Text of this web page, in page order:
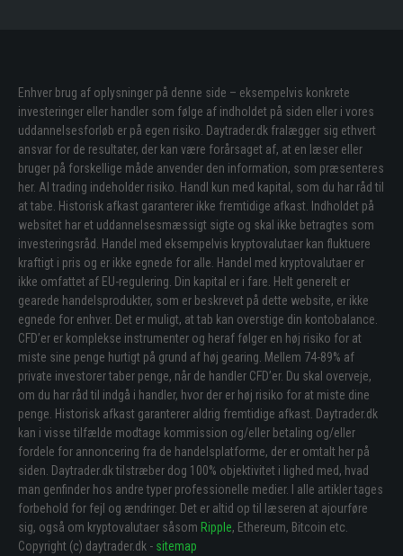
Enhver brug af oplysninger på denne side – eksempelvis konkrete
investeringer eller handler som følge af indholdet på siden eller i vores
uddannelsesforløb er på egen risiko. Daytrader.dk fralægger sig ethvert
ansvar for de resultater, der kan være forårsaget af, at en læser eller
bruger på forskellige måde anvender den information, som præsenteres
her. Al trading indeholder risiko. Handl kun med kapital, som du har råd til
at tabe. Historisk afkast garanterer ikke fremtidige afkast. Indholdet på
websitet har et uddannelsesmæssigt sigte og skal ikke betragtes som
investeringsråd. Handel med eksempelvis kryptovalutaer kan fluktuere
kraftigt i pris og er ikke egnede for alle. Handel med kryptovalutaer er
ikke omfattet af EU-regulering. Din kapital er i fare. Helt generelt er
gearede handelsprodukter, som er beskrevet på dette website, er ikke
egnede for enhver. Det er muligt, at tab kan overstige din kontobalance.
CFD’er er komplekse instrumenter og heraf følger en høj risiko for at
miste sine penge hurtigt på grund af høj gearing. Mellem 74-89% af
private investorer taber penge, når de handler CFD’er. Du skal overveje,
om du har råd til indgå i handler, hvor der er høj risiko for at miste dine
penge. Historisk afkast garanterer aldrig fremtidige afkast. Daytrader.dk
kan i visse tilfælde modtage kommission og/eller betaling og/eller
fordele for annoncering fra de handelsplatforme, der er omtalt her på
siden. Daytrader.dk tilstræber dog 100% objektivitet i lighed med, hvad
man genfinder hos andre typer professionelle medier. I alle artikler tages
forbehold for fejl og ændringer. Det er altid op til læseren at ajourføre
sig, også om kryptovalutaer såsom Ripple, Ethereum, Bitcoin etc.
Copyright (c) daytrader.dk - sitemap